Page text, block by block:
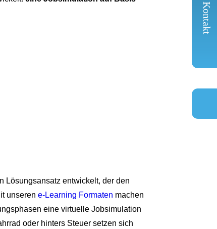
Lösungsansatz entwickelt, der den
unseren e-Learning Formaten machen
eine virtuelle Jobsimulation
oder hinters Steuer setzen sich
Kontakt